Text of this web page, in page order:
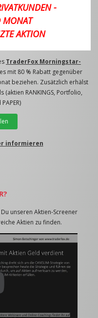
-
MONAT
AKTION
TraderFox Morningstar-
mit 80 % Rabatt gegenüber
beziehen. Zusätzlich erhälst
(aktien RANKINGS, Portfolio,
informieren
unseren Aktien-Screener
Aktien zu finden.